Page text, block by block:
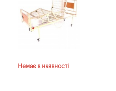
Немає в наявності